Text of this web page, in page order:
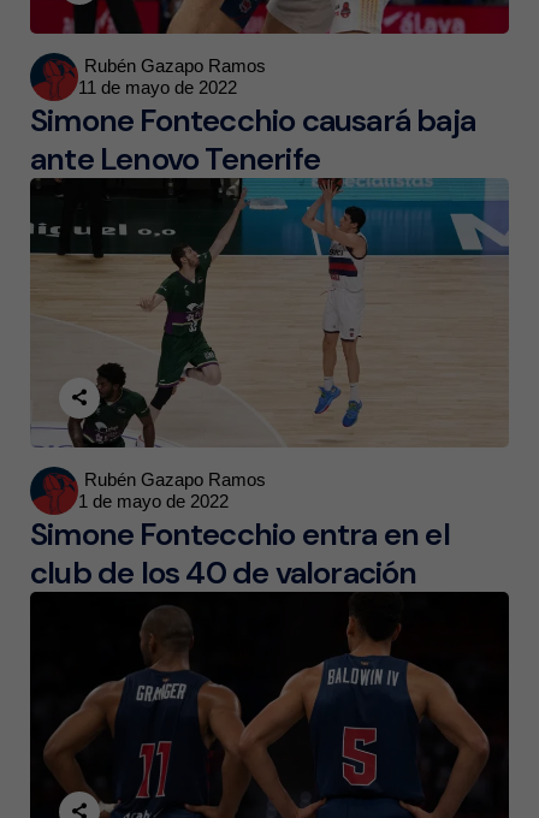
Posted
by
Rubén Gazapo Ramos
11 de mayo de 2022
Simone Fontecchio causará baja
ante Lenovo Tenerife
Posted
by
Rubén Gazapo Ramos
1 de mayo de 2022
Simone Fontecchio entra en el
club de los 40 de valoración